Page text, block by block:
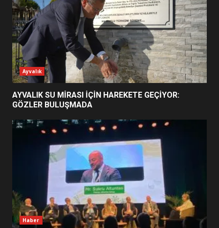
1
AYVALIK SU MİRASI İÇİN
HAREKETE GEÇİYOR: GÖZLER
BULUŞMADA
2
ESA 2026’DA TÜRK BAHARATI
NEYİ TEMSİL ETTİ?
EİB’DE KRİTİK ATAMA:
SÜRDÜRÜLEBİLİRLİKTE NE
DEĞİŞECEK?
4
EDREMİT’İN GURURU TÜRKİYE
FİNALİNDE NE BAŞARDI?
Ayvalık
AYVALIK SU MİRASI İÇİN HAREKETE GEÇİYOR:
GÖZLER BULUŞMADA
Haber